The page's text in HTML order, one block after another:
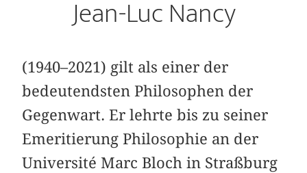
Jean-Luc Nancy
(1940–2021) gilt als einer der
bedeutendsten Philosophen der
Gegenwart. Er lehrte bis zu seiner
Emeritierung Philosophie an der
Université Marc Bloch in Straßburg